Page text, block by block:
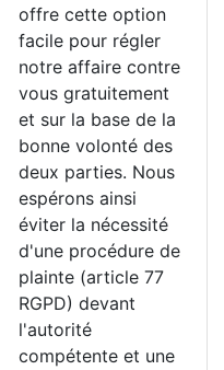
offre cette option
facile pour régler
notre affaire contre
vous gratuitement
et sur la base de la
bonne volonté des
deux parties. Nous
espérons ainsi
éviter la nécessité
d'une procédure de
plainte (article 77
RGPD) devant
l'autorité
compétente et une